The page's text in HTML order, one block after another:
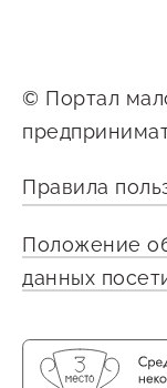
© Портал
Правила
Положение
данных